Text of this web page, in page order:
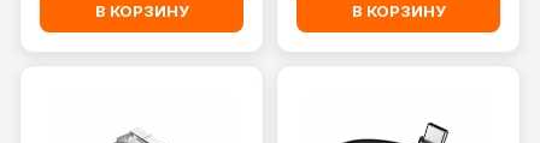
В КОРЗИНУ В КОРЗИНУ